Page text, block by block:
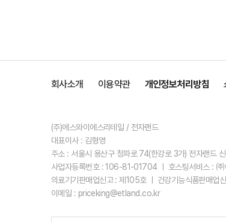
회사소개 이용약관 개인정보처리방침
(주)에스와이에스리테일 / 전자랜드
대표이사 : 김형영
주소 : 서울시 용산구 청파로 74(한강로 3가) 전자랜드
사업자등록번호 : 106-81-01704 ㅣ 호스팅서비스 :
의료기기판매업신고 : 제105호 ㅣ 건강기능식품판매
이메일 : priceking@etland.co.kr